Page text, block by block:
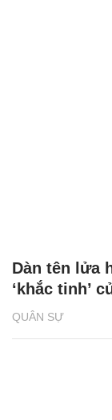
QUÂN SỰ
Dàn tên lửa
‘khắc tinh’